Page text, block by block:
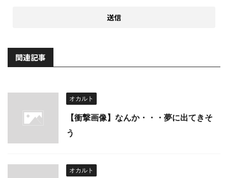
関連記事
オカルト
【衝撃画像】なんか・・・夢に出てきそ
う
オカルト